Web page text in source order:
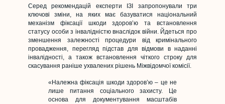
Серед рекомендацій експерти ІЗІ запропонували три
ключові зміни, на яких має базуватися національний
механізм фіксації шкоди здоров’ю та встановлення
статусу особи з інвалідністю внаслідок війни. Йдеться про
зменшення залежності процедури від кримінального
провадження, перегляд підстав для відмови в наданні
інвалідності, а також встановлення чіткого строку для
скасування раніше ухвалених рішень Міжвідомчої комісії.
«Належна фіксація шкоди здоров’ю – це не
лише питання соціального захисту. Це
основа для документування масштабів